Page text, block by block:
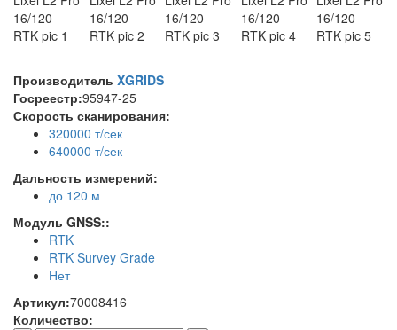
Производитель XGRIDS
Госреестр:95947-25
Скорость сканирования:
320000 т/сек
640000 т/сек
Дальность измерений:
до 120 м
Модуль GNSS::
RTK
RTK Survey Grade
Нет
Артикул:70008416
Количество: